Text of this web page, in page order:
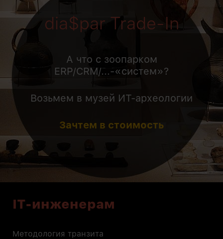
dia$par Trade-In
А что с зоопарком
ERP/CRM/...-«систем»?
Возьмем в музей ИТ-археологии
Зачтем в стоимость
IT-инженерам
Методология транзита